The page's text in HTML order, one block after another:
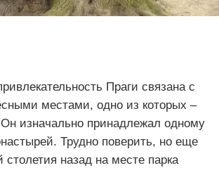
Праги связана с
местами, одно из которых –
изначально принадлежал одному
Трудно поверить, но еще
столетия назад на месте парка